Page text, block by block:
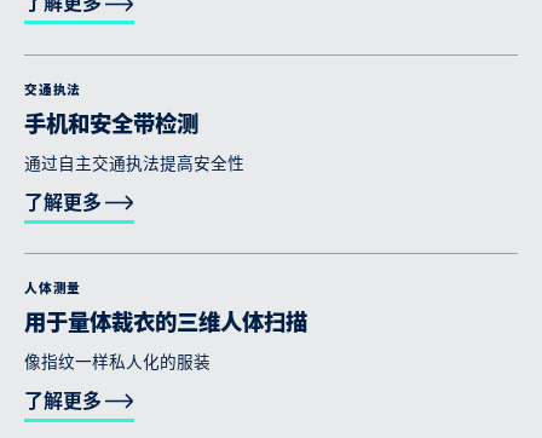
了解更多
交通执法
手机和安全带检测
通过自主交通执法提高安全性
了解更多
人体测量
用于量体裁衣的三维人体扫描
像指纹一样私人化的服装
了解更多